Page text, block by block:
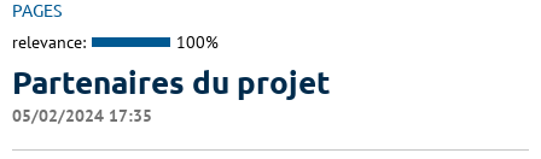
PAGES
relevance: 100%
Partenaires du projet
05/02/2024 17:35